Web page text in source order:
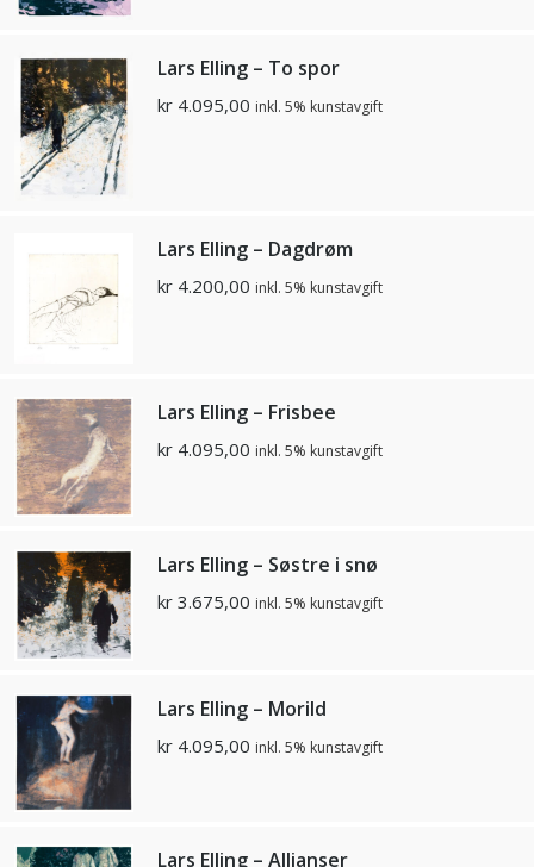
Lars Elling – To spor
kr 4.095,00 inkl. 5% kunstavgift
Lars Elling – Dagdrøm
kr 4.200,00 inkl. 5% kunstavgift
Lars Elling – Frisbee
kr 4.095,00 inkl. 5% kunstavgift
Lars Elling – Søstre i snø
kr 3.675,00 inkl. 5% kunstavgift
Lars Elling – Morild
kr 4.095,00 inkl. 5% kunstavgift
Lars Elling – Allianser